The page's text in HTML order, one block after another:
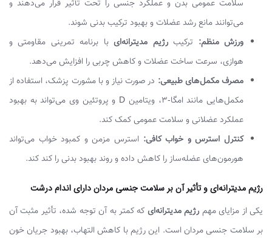
سلامت عمومی بدن و عملکرد جنسی را تحت تأثیر قرار می‌دهند و
می‌توانند مانع رشد عضلات و بهبود ترکیب بدنی شوند.
ورزش منظم: ترکیبرژیم مدیترانه‌ایبا برنامه تمرینی مقاومتی و
هوازی، سرعت ساخت عضلات و کاهش چربی را افزایش می‌دهد.
مصرف مکمل‌های طبیعی: در صورت نیاز و با مشورت پزشک، استفاده از
مکمل‌هایی مانند امگا-۳، ویتامین D و پروتئین وی می‌تواند به بهبود
عملکرد عضلانی و سلامت عمومی کمک کند.
کنترل استرس و خواب کافی: استرس مزمن و کمبود خواب می‌تواند
هورمون‌های عضله‌ساز را کاهش داده و روند بهبود بدنی را کند کند.
رژیم مدیترانه‌ای و تأثیر آن بر سلامت جنسی مردان دارای اندام درشت
یکی از مزایای مهم رژیم مدیترانه‌ای که کمتر به آن توجه شده، تأثیر مثبت آن
بر سلامت جنسی مردان است. این رژیم با کاهش التهاب، بهبود جریان خون